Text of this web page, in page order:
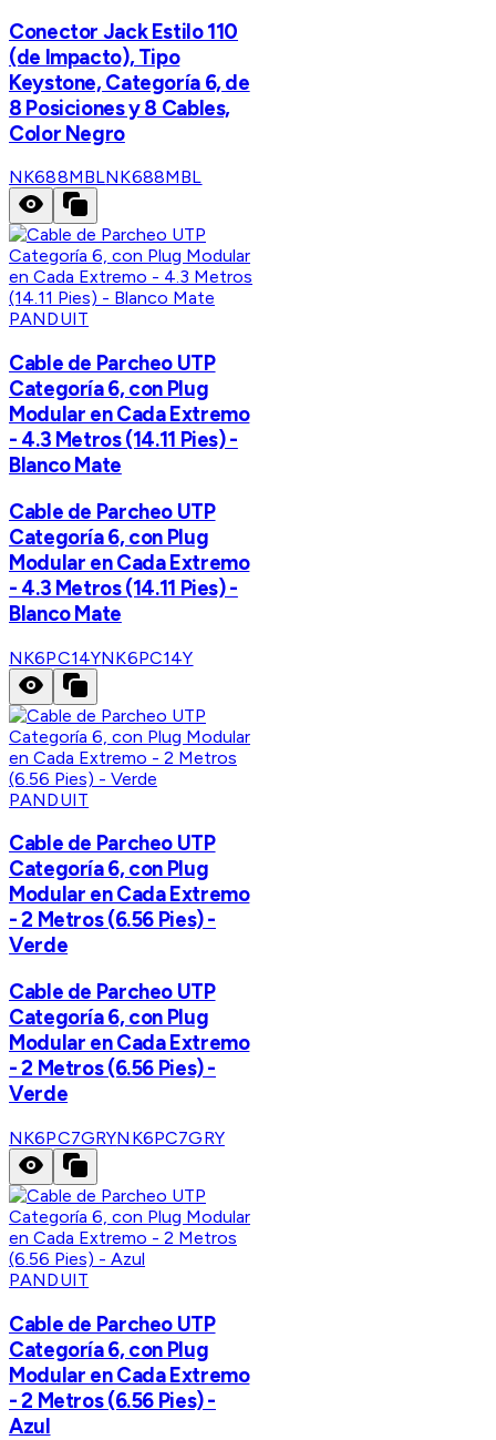
Conector Jack Estilo 110
(de Impacto), Tipo
Keystone, Categoría 6, de
8 Posiciones y 8 Cables,
Color Negro
NK688MBLNK688MBL
PANDUIT
Cable de Parcheo UTP
Categoría 6, con Plug
Modular en Cada Extremo
- 4.3 Metros (14.11 Pies) -
Blanco Mate
Cable de Parcheo UTP
Categoría 6, con Plug
Modular en Cada Extremo
- 4.3 Metros (14.11 Pies) -
Blanco Mate
NK6PC14YNK6PC14Y
PANDUIT
Cable de Parcheo UTP
Categoría 6, con Plug
Modular en Cada Extremo
- 2 Metros (6.56 Pies) -
Verde
Cable de Parcheo UTP
Categoría 6, con Plug
Modular en Cada Extremo
- 2 Metros (6.56 Pies) -
Verde
NK6PC7GRYNK6PC7GRY
PANDUIT
Cable de Parcheo UTP
Categoría 6, con Plug
Modular en Cada Extremo
- 2 Metros (6.56 Pies) -
Azul